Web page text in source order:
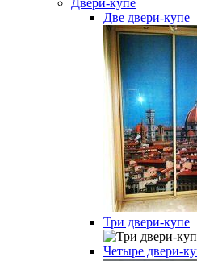
Двери-купе
Две двери-купе
Три двери-купе
Четыре двери-